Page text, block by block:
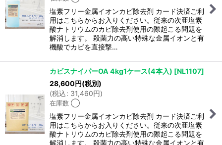
塩素フリー金属イオンカビ除去剤 カード決済ご利
用はこちらからお入りください。従来の次亜塩素
酸ナトリウムのカビ除去剤使用の際起こる問題を
解消します。 殺菌力の高い特殊な金属イオンと有
機酸でカビを直接撃…
カビスナイパーOA 4kg1ケース(4本入) [NL1107]
28,600円(税別)
(税込: 31,460円)
在庫数 ◯
塩素フリー金属イオンカビ除去剤 カード決済ご利
用はこちらからお入りください。従来の次亜塩素
酸ナトリウムのカビ除去剤使用の際起こる問題を
解消します。 殺菌力の高い特殊な金属イオンと有